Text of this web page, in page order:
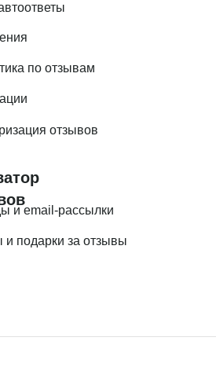
по отзывам
отзывов
и email-рассылки
и подарки за отзывы